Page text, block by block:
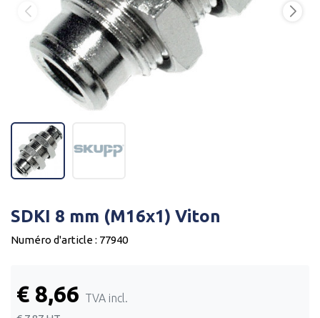
SDKI 8 mm (M16x1) Viton
Numéro d'article : 77940
€ 8,66 TVA incl.